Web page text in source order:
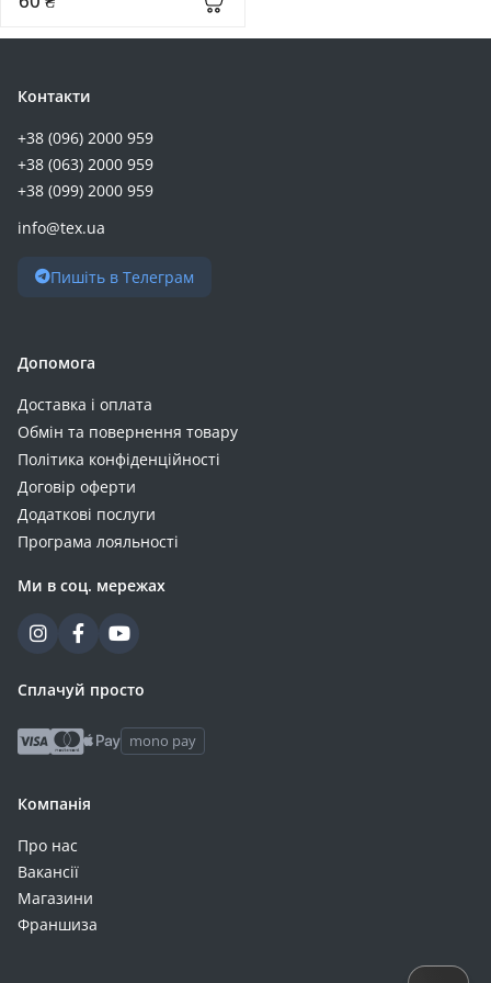
Контакти
+38 (096) 2000 959
+38 (063) 2000 959
+38 (099) 2000 959
info@tex.ua
Пишіть в Телеграм
Допомога
Доставка і оплата
Обмін та повернення товару
Політика конфіденційності
Договір оферти
Додаткові послуги
Програма лояльності
Ми в соц. мережах
Сплачуй просто
mono pay
Компанія
Про нас
Вакансії
Магазини
Франшиза